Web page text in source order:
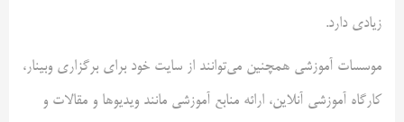
زیادی دارد.
موسسات آموزشی همچنین می‌توانند از سایت خود برای برگزاری وبینار،
کارگاه آموزشی آنلاین، ارائه منابع آموزشی مانند ویدیوها و مقالات و